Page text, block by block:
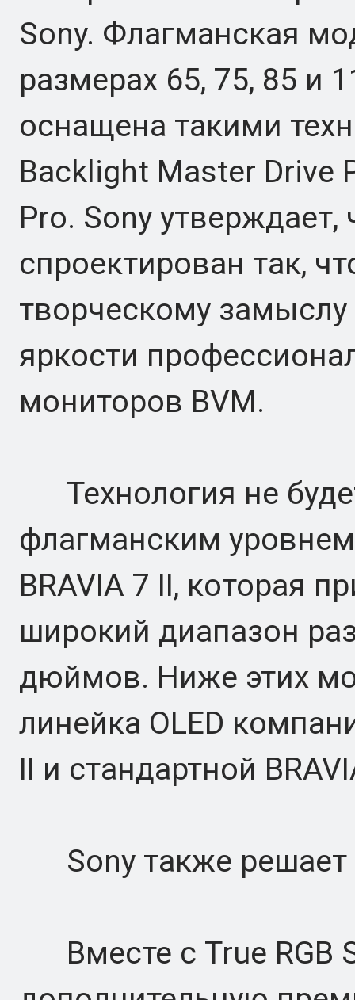
Sony. Флагманская
размерах 65, 75, 85 и
оснащена такими
Backlight Master Drive
Pro. Sony утверждает,
спроектирован так,
творческому
яркости
мониторов BVM.
Технология не
флагманским
BRAVIA 7 II, которая
широкий диапазон
дюймов. Ниже этих
линейка OLED
II и стандартной
Sony также решает
Вместе с True RGB